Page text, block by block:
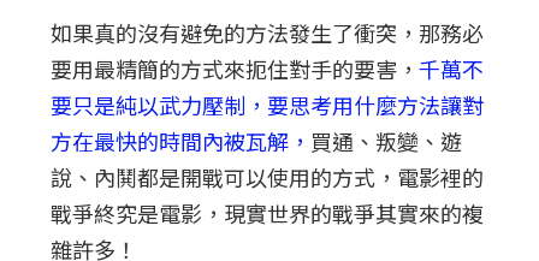
如果真的沒有避免的方法發生了衝突，那務必
要用最精簡的方式來扼住對手的要害，千萬不
要只是純以武力壓制，要思考用什麼方法讓對
方在最快的時間內被瓦解， 買通、叛變、遊
說、內鬨都是開戰可以使用的方式，電影裡的
戰爭終究是電影，現實世界的戰爭其實來的複
雜許多！